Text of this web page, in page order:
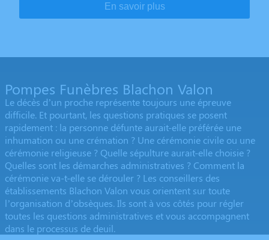
En savoir plus
Pompes Funèbres Blachon Valon
Le décès d’un proche représente toujours une épreuve
difficile. Et pourtant, les questions pratiques se posent
rapidement : la personne défunte aurait-elle préférée une
inhumation ou une crémation ? Une cérémonie civile ou une
cérémonie religieuse ? Quelle sépulture aurait-elle choisie ?
Quelles sont les démarches administratives ? Comment la
cérémonie va-t-elle se dérouler ? Les conseillers des
établissements Blachon Valon vous orientent sur toute
l’organisation d’obsèques. Ils sont à vos côtés pour régler
toutes les questions administratives et vous accompagnent
dans le processus de deuil.